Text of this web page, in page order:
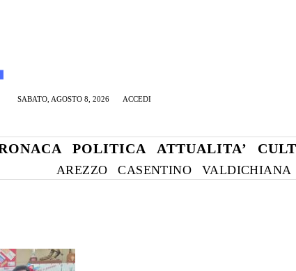
SABATO, AGOSTO 8, 2026 ACCEDI
POLITICA ATTUALITA’
AREZZO CASENTINO VALDICHIANA